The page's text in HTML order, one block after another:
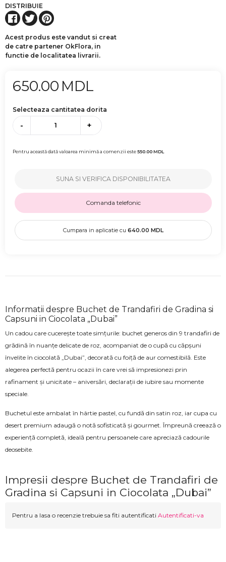
DISTRIBUIE
Acest produs este vandut si creat
de catre partener OkFlora, in
functie de localitatea livrarii.
650.00 MDL
Selecteaza cantitatea dorita
- +
Pentru această dată valoarea minimă a comenzii este550.00MDL
SUNA SI VERIFICA DISPONIBILITATEA
Comanda telefonic
Cumpara in aplicatie cu 640.00 MDL
Informatii despre Buchet de Trandafiri de Gradina si
Capsuni in Ciocolata „Dubai”
Un cadou care cucerește toate simțurile: buchet generos din 9 trandafiri de
grădină în nuanțe delicate de roz, acompaniat de o cupă cu căpșuni
învelite în ciocolată „Dubai”, decorată cu foiță de aur comestibilă. Este
alegerea perfectă pentru ocazii în care vrei să impresionezi prin
rafinament și unicitate – aniversări, declarații de iubire sau momente
speciale.
Buchetul este ambalat în hârtie pastel, cu fundă din satin roz, iar cupa cu
desert premium adaugă o notă sofisticată și gourmet. Împreună creează o
experiență completă, ideală pentru persoanele care apreciază cadourile
deosebite.
Impresii despre Buchet de Trandafiri de
Gradina si Capsuni in Ciocolata „Dubai”
Pentru a lasa o recenzie trebuie sa fiti autentificati Autentificati-va